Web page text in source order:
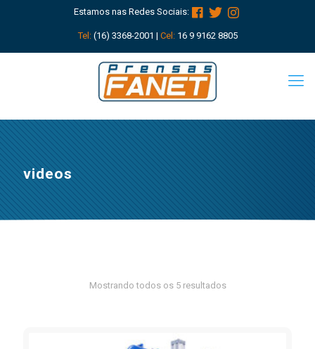
Estamos nas Redes Sociais:
Tel:(16) 3368-2001 | Cel:16 9 9162 8805
videos
Mostrando todos os 5 resultados